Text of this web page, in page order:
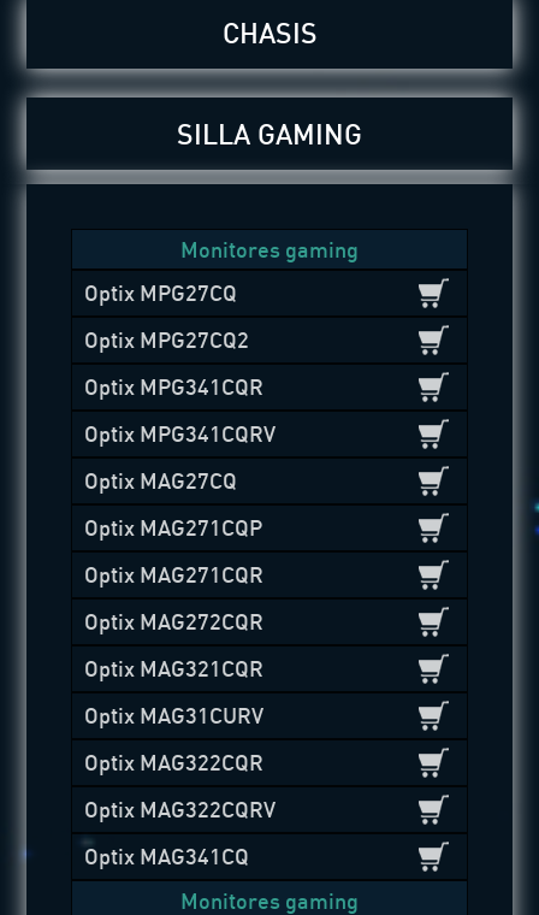
CHASIS
SILLA GAMING
Monitores gaming
Optix MPG27CQ
Optix MPG27CQ2
Optix MPG341CQR
Optix MPG341CQRV
Optix MAG27CQ
Optix MAG271CQP
Optix MAG271CQR
Optix MAG272CQR
Optix MAG321CQR
Optix MAG31CURV
Optix MAG322CQR
Optix MAG322CQRV
Optix MAG341CQ
Monitores gaming